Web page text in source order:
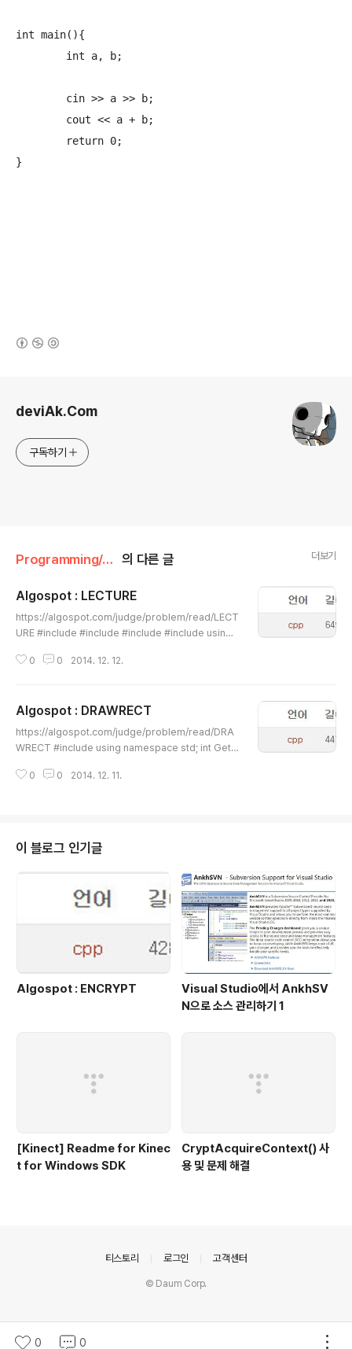
int main(){
}
deviAk.Com
구독하기
Programming/Judge 의 다른 글 더보기
Algospot : LECTURE
https://algospot.com/judge/problem/read/LECT
URE #include #include #include #include using
0; cin >> num_cases; for (int i = 0; i > in_str; int ha
2, 2)); } sort(vec_string...
0 0 2014. 12. 12.
Algospot : DRAWRECT
https://algospot.com/judge/problem/read/DRA
WRECT #include using namespace std; int GetD
= c) ? a : b; } int main() { int num_cases = 0; cin >>
0 0 2014. 12. 11.
이 블로그 인기글
Algospot : ENCRYPT
Visual Studio에서 AnkhSV
N으로 소스 관리하기 1
[Kinect] Readme for Kinec
t for Windows SDK
CryptAcquireContext() 사
용 및 문제 해결
0 0
티스토리 로그인 고객센터
© Daum Corp.